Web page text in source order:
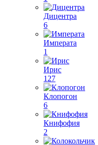
Дицентра
6
Императа
1
Ирис
127
Клопогон
6
Книфофия
2